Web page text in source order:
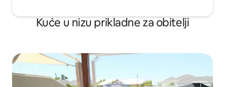
Kuće u nizu prikladne za obitelji